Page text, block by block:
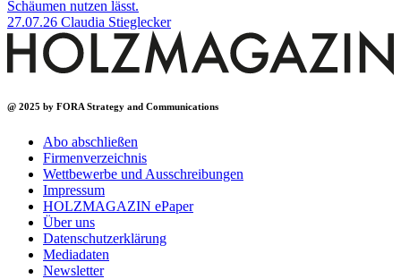
Schäumen nutzen lässt.
27.07.26 Claudia Stieglecker
@ 2025 by FORA Strategy and Communications
Abo abschließen
Firmenverzeichnis
Wettbewerbe und Ausschreibungen
Impressum
HOLZMAGAZIN ePaper
Über uns
Datenschutzerklärung
Mediadaten
Newsletter